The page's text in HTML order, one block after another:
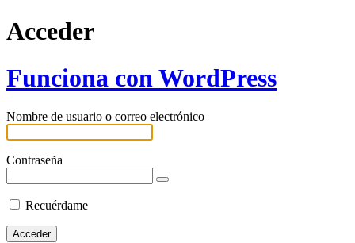
Acceder
Funciona con WordPress
Nombre de usuario o correo electrónico
Contraseña
Recuérdame